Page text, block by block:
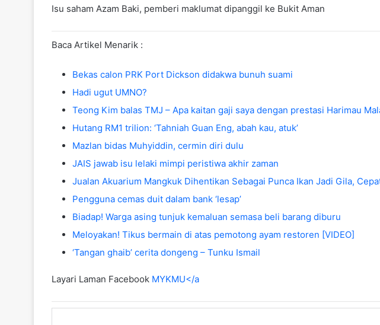
Isu saham Azam Baki, pemberi maklumat dipanggil ke Bukit Aman
Baca Artikel Menarik :
Bekas calon PRK Port Dickson didakwa bunuh suami
Hadi ugut UMNO?
Teong Kim balas TMJ – Apa kaitan gaji saya dengan prestasi Harimau
Hutang RM1 trilion: ‘Tahniah Guan Eng, abah kau, atuk’
Mazlan bidas Muhyiddin, cermin diri dulu
JAIS jawab isu lelaki mimpi peristiwa akhir zaman
Jualan Akuarium Mangkuk Dihentikan Sebagai Punca Ikan Jadi Gila,
Pengguna cemas duit dalam bank ‘lesap’
Biadap! Warga asing tunjuk kemaluan semasa beli barang diburu
Meloyakan! Tikus bermain di atas pemotong ayam restoren [VIDEO]
‘Tangan ghaib’ cerita dongeng – Tunku Ismail
Layari Laman Facebook MYKMU</a